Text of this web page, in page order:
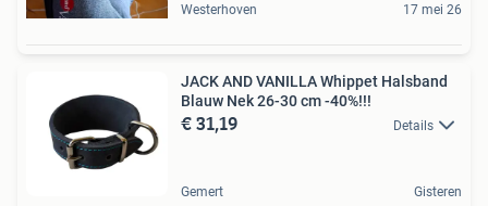
Westerhoven 17 mei 26
JACK AND VANILLA Whippet Halsband
Blauw Nek 26-30 cm -40%!!!
€ 31,19 Details
Gemert Gisteren